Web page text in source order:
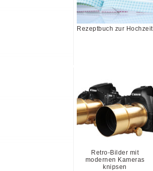
Rezeptbuch zur Hochzeit
Retro-Bilder mit
modernen Kameras
knipsen